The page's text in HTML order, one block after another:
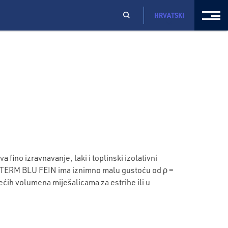
HRVATSKI
fino izravnavanje, laki i toplinski izolativni
BLU FEIN ima iznimno malu gustoću od ρ =
volumena miješalicama za estrihe ili u